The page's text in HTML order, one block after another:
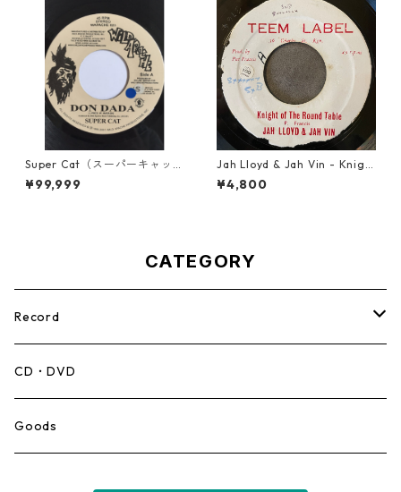
Super Cat（スーパーキャッ
ト） - Don Dada【7inch】
¥99,999
Jah Lloyd & Jah Vin - Knigh
t Of The Round Table【7-21
908】
¥4,800
CATEGORY
Record
Mento,Calypso,Ballad
Ska
CD・DVD
Goods